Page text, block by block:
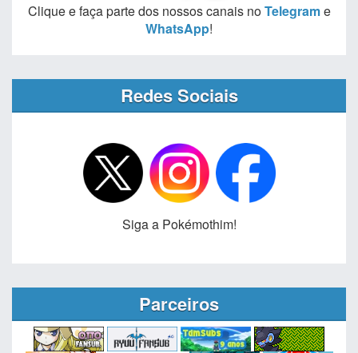
Clique e faça parte dos nossos canais noTelegrame
WhatsApp!
Redes Sociais
Siga a Pokémothim!
Parceiros